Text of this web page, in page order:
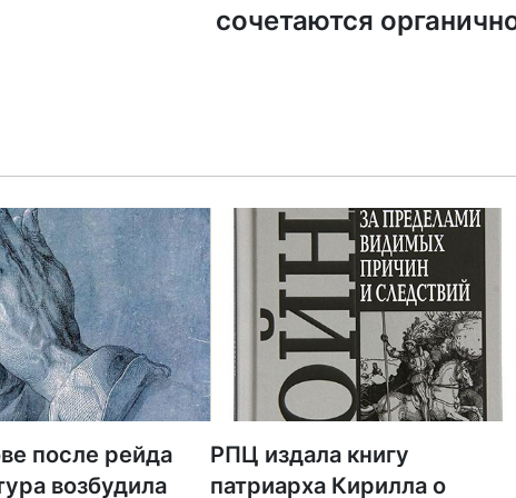
сочетаются
после рейда
возбудила
РПЦ издала книгу
патриарха Кирилла о